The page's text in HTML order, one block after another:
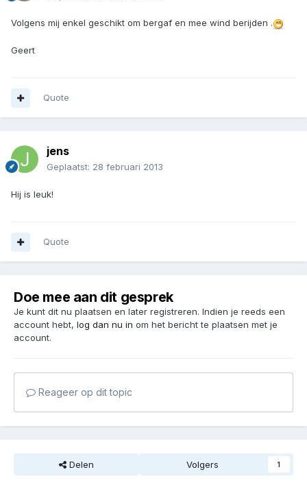
Volgens mij enkel geschikt om bergaf en mee wind berijden .
Geert
Quote
jens
Geplaatst: 28 februari 2013
Hij is leuk!
Quote
Doe mee aan dit gesprek
Je kunt dit nu plaatsen en later registreren. Indien je reeds een
account hebt, log dan nu in om het bericht te plaatsen met je
account.
Reageer op dit topic
Delen Volgers 1